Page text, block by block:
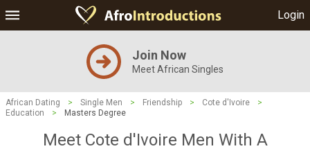
Login
Join Now
Meet African Singles
African Dating > Single Men > Friendship > Cote d'Ivoire
>
Education
> Masters Degree
Meet Cote d'Ivoire Men With A